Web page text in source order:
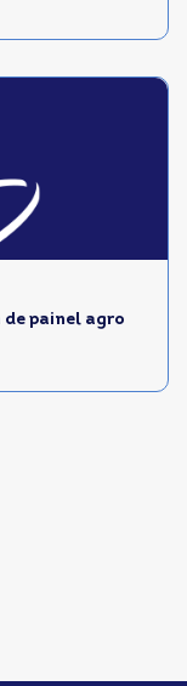
painel agro